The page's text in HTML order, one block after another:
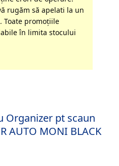
rugăm să apelati la un
Toate promoţiile
în limita stocului
Organizer pt scaun
AUTO MONI BLACK